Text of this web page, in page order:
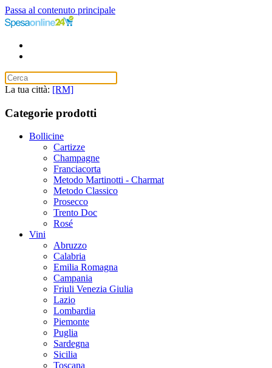
Passa al contenuto principale
La tua città: [RM]
Categorie prodotti
Bollicine
Cartizze
Champagne
Franciacorta
Metodo Martinotti - Charmat
Metodo Classico
Prosecco
Trento Doc
Rosé
Vini
Abruzzo
Calabria
Emilia Romagna
Campania
Friuli Venezia Giulia
Lazio
Lombardia
Piemonte
Puglia
Sardegna
Sicilia
Toscana